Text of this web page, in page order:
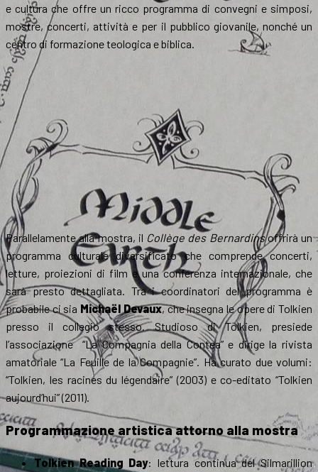
e cultura che offre un ricco programma di convegni e simposi,
mostre, concerti, attività e per il pubblico giovanile, nonché un
centro di formazione teologica e biblica.
Parallelamente alla mostra, il Collège des Bernardinsoffrirà un
programma culturale diversificato che comprende concerti,
letture, proiezioni di film e una conferenza internazionale, che
sarà presto dettagliata. Tra i coordinatori del programma è
probabile ci sia Michaël Devaux, che insegna le opere di Tolkien
presso il collegio stesso. Studioso di Tolkien, presiede
l’associazione “La Compagnia della Contea” e dirige la rivista
amatoriale “La Feuille de la Compagnie”. Ha curato due volumi:
“Tolkien, les racines du légendaire” (2003) e co-editato “Tolkien
aujourd’hui” (2011).
Programmazione artistica attorno alla mostra
Tolkien Reading Day: lettura continua del Silmarillion